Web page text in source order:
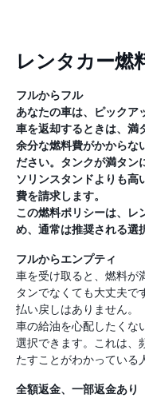
レンタカー燃
フルからフル
あなたの車は、ピックア
車を返却するときは、満
余分な燃料費がかからな
ださい。タンクが満タン
ソリンスタンドよりも高
費を請求します。
この燃料ポリシーは、レ
め、通常は推奨される選
フルからエンプティ
車を受け取ると、燃料が
タンでなくても大丈夫で
払い戻しはありません。
車の給油を心配したくな
選択できます。これは、
たすことがわかっている
全額返金、一部返金あり